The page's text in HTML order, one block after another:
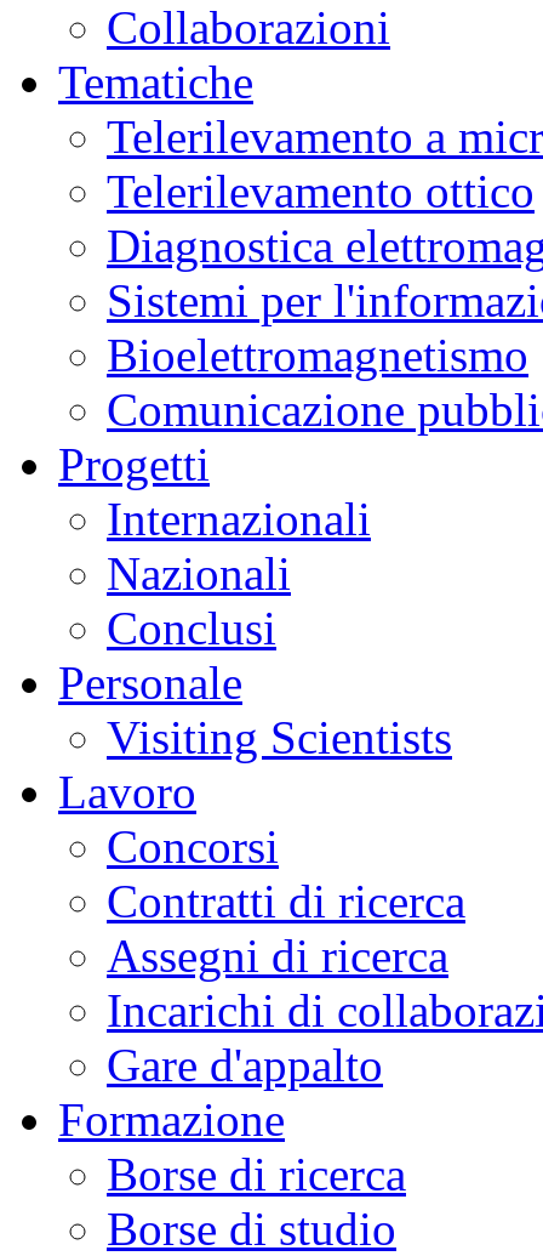
Collaborazioni
Tematiche
Telerilevamento a
Telerilevamento ottico
Diagnostica
Sistemi per
Bioelettromagnetismo
Comunicazione
Progetti
Internazionali
Nazionali
Conclusi
Personale
Visiting Scientists
Lavoro
Concorsi
Contratti di ricerca
Assegni di ricerca
Incarichi di
Gare d'appalto
Formazione
Borse di ricerca
Borse di studio